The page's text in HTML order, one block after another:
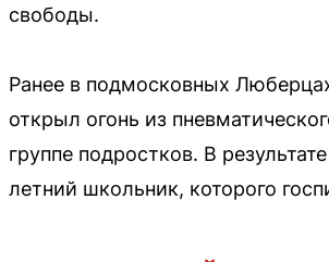
свободы.
Ранее в подмосковных
открыл огонь из
группе подростков. В
летний школьник, которого